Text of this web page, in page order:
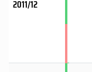
2011/12